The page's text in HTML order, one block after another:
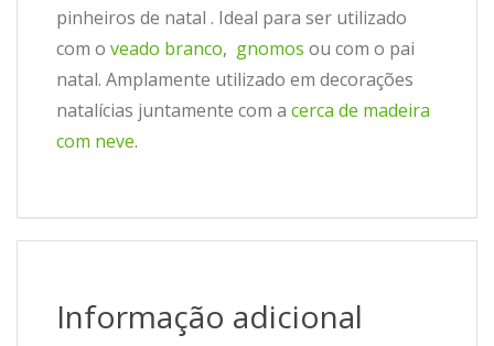
pinheiros de natal . Ideal para ser utilizado
com o veado branco, gnomos ou com o pai
natal. Amplamente utilizado em decorações
natalícias juntamente com a cerca de madeira
com neve.
Informação adicional